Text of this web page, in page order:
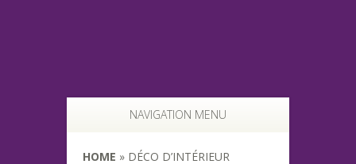
NAVIGATION MENU
HOME » DÉCO D’INTÉRIEUR